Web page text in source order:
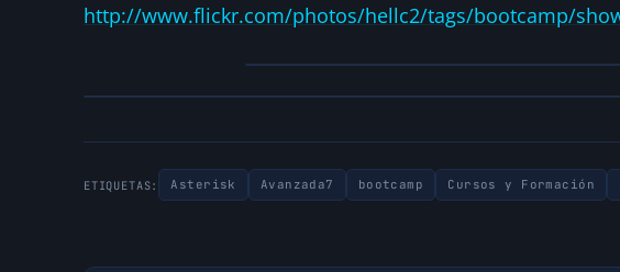
http://www.flickr.com/photos/hellc2/tags/bootcamp/
ETIQUETAS: Asterisk Avanzada7 bootcamp Cursos y Formación